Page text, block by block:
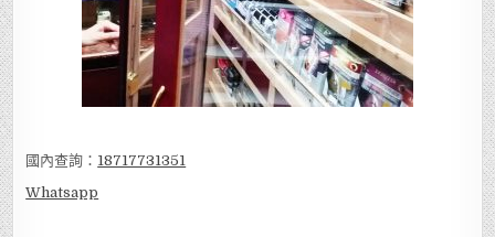
國內查詢： 18717731351
Whatsapp